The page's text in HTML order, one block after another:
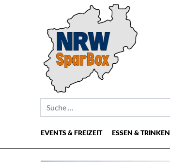
Suche nach:
Hauptnavigation
EVENTS & FREIZEIT ESSEN & TRINKEN